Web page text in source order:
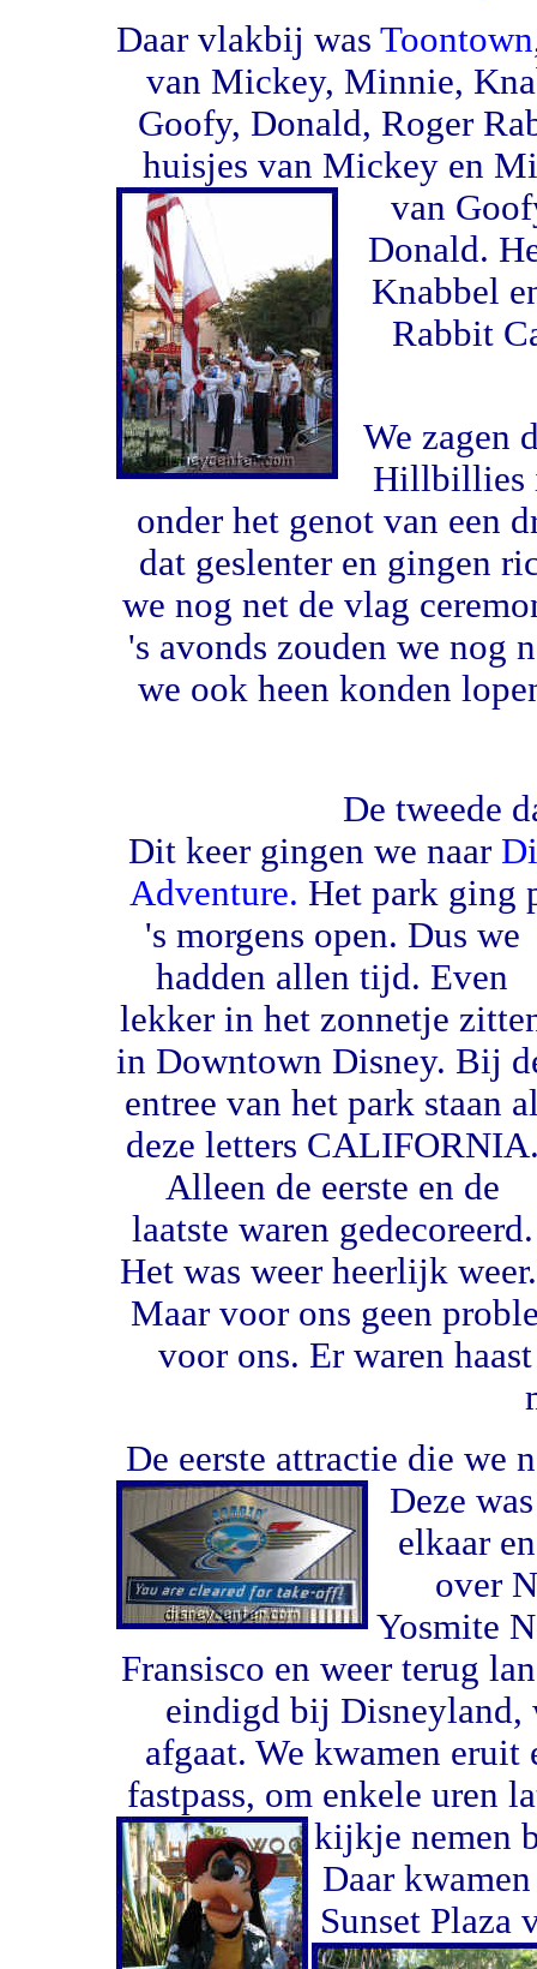
Daar vlakbij was Toontown
van Mickey, Minnie,
Goofy, Donald, Roger
huisjes van Mickey en
van
Donald.
Knabbel
Rabbit
We zagen
Hillbillies
onder het genot van een
dat geslenter en gingen
we nog net de vlag
's avonds zouden we nog
we ook heen konden
De tweede
Dit keer gingen we naar
Adventure. Het park ging
's morgens open. Dus we
hadden allen tijd. Even
lekker in het zonnetje
in Downtown Disney. Bij
entree van het park staan
deze letters
Alleen de eerste en de
laatste waren gedecoreerd.
Het was weer heerlijk
Maar voor ons geen
voor ons. Er waren
De eerste attractie die we
Deze
elkaar
over
Yosmite
Fransisco en weer terug
eindigd bij Disneyland,
afgaat. We kwamen eruit
fastpass, om enkele uren
kijkje nemen
Daar
Sunset Plaza